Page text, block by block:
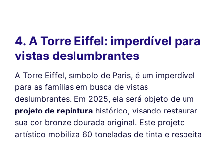
4. A Torre Eiffel: imperdível para
vistas deslumbrantes
A Torre Eiffel, símbolo de Paris, é um imperdível
para as famílias em busca de vistas
deslumbrantes. Em 2025, ela será objeto de um
projeto de repintura histórico, visando restaurar
sua cor bronze dourada original. Este projeto
artístico mobiliza 60 toneladas de tinta e respeita